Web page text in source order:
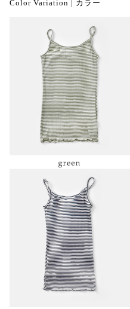
Color Variation | カラー